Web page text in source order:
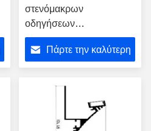
στενόμακρων
οδηγήσεων
ασβεστοκονιάματος
56*15mm υψηλό -
ποιοτικό πιό αμυδρό
Πάρτε την καλύτερη